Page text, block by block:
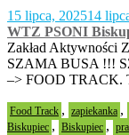
15 lipca, 202514
WTZ PSONI
Zakład Aktywności
SZAMA BUSA !!!
–> FOOD TRACK.
Food Track , zapiekanka ,
Biskupiec , Biskupiec ,